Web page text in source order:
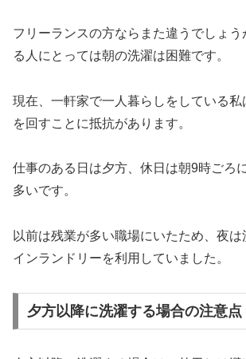
フリーランスの方ならまた違うでしょ
る人にとっては朝の洗濯は困難です。
現在、一軒家で一人暮らしをしている
を回すことに抵抗があります。
仕事のある日は夕方、休日は朝9時ごろ
多いです。
以前は残業が多い職場にいたため、夜は
インランドリーを利用していました。
夕方以降に洗濯する場合の注意点